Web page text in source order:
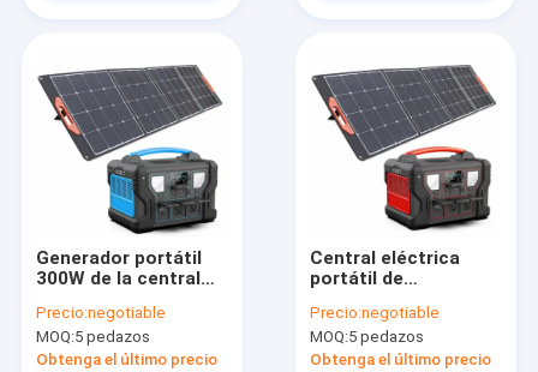
Generador portátil
300W de la central
exhibición del LCD
del panel solar de la
UL Li-Ion Home
Precio:negotiable
MOQ:5 pedazos
Obtenga el último precio
Central eléctrica
portátil de
generador de carga
rápida -10~40 ℃
rango de
Precio:negotiable
MOQ:5 pedazos
Obtenga el último precio